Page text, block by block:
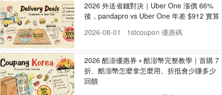
2026 外送省錢對決｜Uber One 漲價 66%
後，pandapro vs Uber One 年差 $912 實算
2026-08-01
1stcoupon 優惠碼
2026 酷澎優惠券＋酷澎幣完整教學｜首購 7
折、酷澎幣怎麼拿怎麼用、折抵會少賺多少
回饋